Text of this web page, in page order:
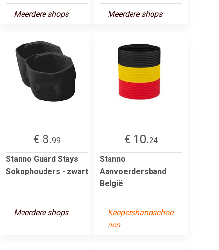
Meerdere shops Meerdere shops
€ 8.99
Stanno Guard Stays
Sokophouders - zwart
Meerdere shops
€ 10.24
Stanno
Aanvoerdersband
België
Keepershandschoe
nen